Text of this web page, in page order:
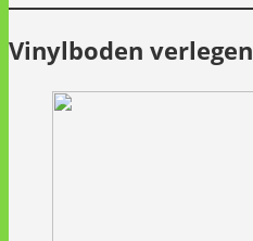
Vinylboden verlegen